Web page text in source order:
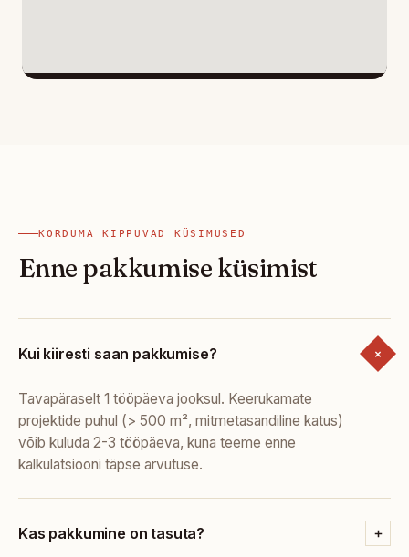
KORDUMA KIPPUVAD KÜSIMUSED
Enne pakkumise küsimist
Kui kiiresti saan pakkumise?
Tavapäraselt 1 tööpäeva jooksul. Keerukamate
projektide puhul (> 500 m², mitmetasandiline katus)
võib kuluda 2-3 tööpäeva, kuna teeme enne
kalkulatsiooni täpse arvutuse.
Kas pakkumine on tasuta?